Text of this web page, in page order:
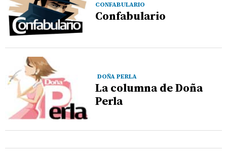
CONFABULARIO
Confabulario
DOÑA PERLA
La columna de Doña
Perla